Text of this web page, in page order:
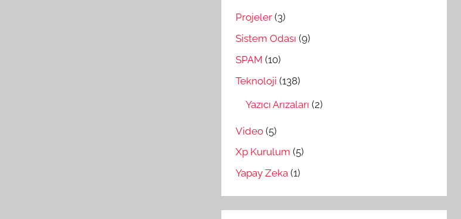
Projeler (3)
Sistem Odası (9)
SPAM (10)
Teknoloji (138)
Yazıcı Arızaları (2)
Video (5)
Xp Kurulum (5)
Yapay Zeka (1)